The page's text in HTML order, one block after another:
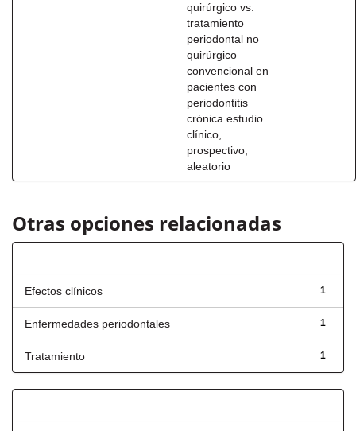
quirúrgico vs.
tratamiento
periodontal no
quirúrgico
convencional en
pacientes con
periodontitis
crónica estudio
clínico,
prospectivo,
aleatorio
Otras opciones relacionadas
1
Efectos clínicos
1
Enfermedades periodontales
1
Tratamiento